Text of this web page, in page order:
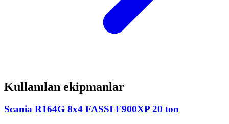
Kullanılan ekipmanlar
Scania R164G 8x4 FASSI F900XP 20 ton